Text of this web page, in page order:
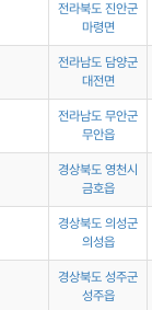
전라북도 진안군
마령면
전라남도 담양군
대전면
전라남도 무안군
무안읍
경상북도 영천시
금호읍
경상북도 의성군
의성읍
경상북도 성주군
성주읍